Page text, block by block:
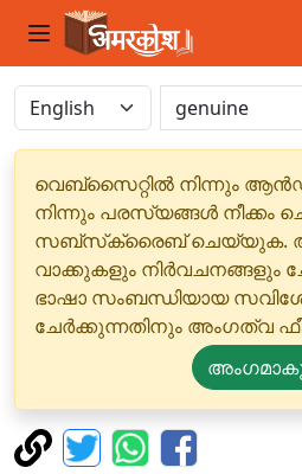
വെബ്‌സൈറ്റിൽ നിന്നും
നിന്നും പരസ്യങ്ങൾ നീക്കം
സബ്‌സ്‌ക്രൈബ് ചെയ്യുക.
വാക്കുകളും നിർവചനങ്ങളും
ഭാഷാ സംബന്ധിയായ
ചേർക്കുന്നതിനും അംഗത്വ